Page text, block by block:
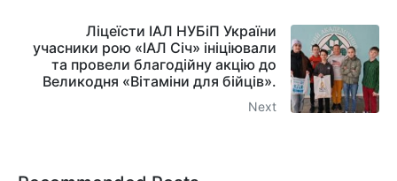
Ліцеїсти ІАЛ НУБіП України
учасники рою «ІАЛ Січ» ініціювали
та провели благодійну акцію до
Великодня «Вітаміни для бійців».
Next